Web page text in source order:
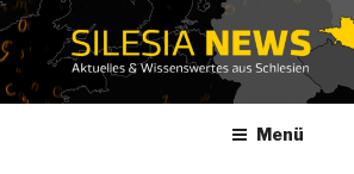
Zum
Inhalt
springen
Menü